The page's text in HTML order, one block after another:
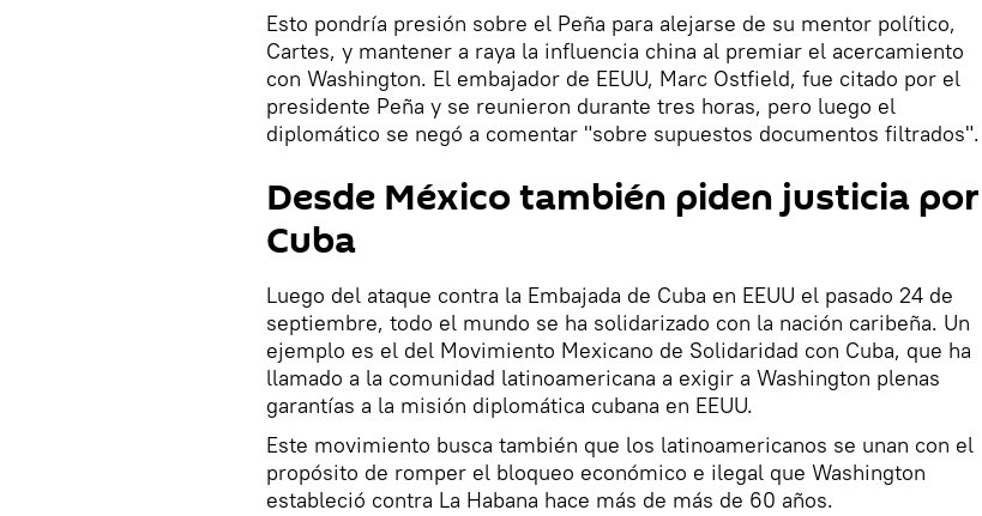
Esto pondría presión sobre el Peña para alejarse de su mentor político,
Cartes, y mantener a raya la influencia china al premiar el acercamiento
con Washington. El embajador de EEUU, Marc Ostfield, fue citado por el
presidente Peña y se reunieron durante tres horas, pero luego el
diplomático se negó a comentar "sobre supuestos documentos filtrados".
Desde México también piden justicia por
Cuba
Luego del ataque contra la Embajada de Cuba en EEUU el pasado 24 de
septiembre, todo el mundo se ha solidarizado con la nación caribeña. Un
ejemplo es el del Movimiento Mexicano de Solidaridad con Cuba, que ha
llamado a la comunidad latinoamericana a exigir a Washington plenas
garantías a la misión diplomática cubana en EEUU.
Este movimiento busca también que los latinoamericanos se unan con el
propósito de romper el bloqueo económico e ilegal que Washington
estableció contra La Habana hace más de más de 60 años.